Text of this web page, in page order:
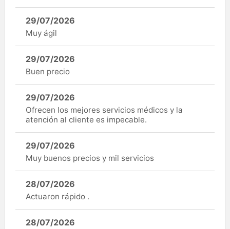
29/07/2026
Muy ágil
29/07/2026
Buen precio
29/07/2026
Ofrecen los mejores servicios médicos y la
atención al cliente es impecable.
29/07/2026
Muy buenos precios y mil servicios
28/07/2026
Actuaron rápido .
28/07/2026